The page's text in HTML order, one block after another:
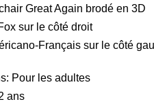
Great Again brodé en 3D
sur le côté droit
Français sur le côté
Pour les adultes
ans